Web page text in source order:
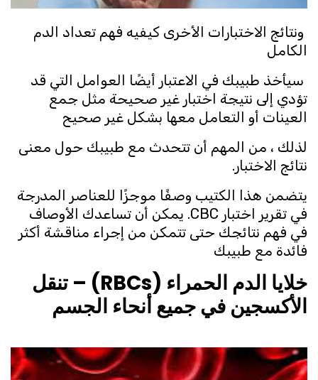
ونتائج الاختبارات الأخرى كيفيه فهم تعداد الدم
الكامل
سيأخذ طبيبك في الاعتبار أيضًا العوامل التي قد
تؤدي إلى نتيجة اختبار غير صحيحة مثل جمع
العينات أو التعامل معها بشكل غير صحيح
لذلك ، من المهم أن تتحدث مع طبيبك حول معنى
نتائج الاختبار.
يتضمن هذا الكتيب وصفًا موجزًا ​​للعناصر المدرجة
في تقرير اختبار CBC. يمكن أن تساعدك الأوصاف
في فهم نتائجك حتى تتمكن من إجراء مناقشة أكثر
فائدة مع طبيبك
خلايا الدم الحمراء (RBCs) – تنقل
الأكسجين في جميع أنحاء الجسم